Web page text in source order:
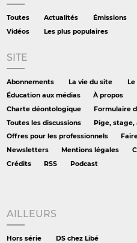
Toutes Actualités Émissions
Vidéos
Les plus populaires
SITE
Abonnements La vie du site
Éducation aux médias
À propos
Charte déontologique
Formulaire
Toutes les discussions
Pige, stage,
Offres pour les professionnels
Newsletters
Mentions légales
Crédits
RSS Podcast
AILLEURS
Hors série DS chez Libé